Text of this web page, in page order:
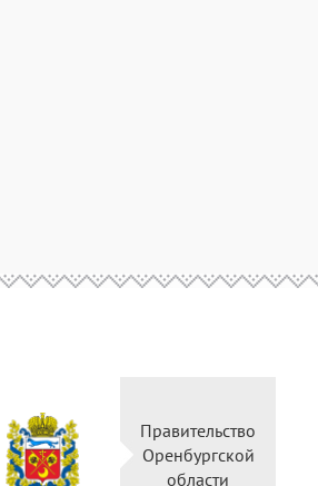
Правительство
Оренбургской
области